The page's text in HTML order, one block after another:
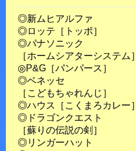
◎新ムヒアルファ
◎ロッテ［トッポ］
◎パナソニック
［ホームシアターシステム］
◎P&G［パンパース］
◎ベネッセ
［こどもちゃれんじ］
◎ハウス［こくまろカレー］
◎ドラゴンクエスト
［蘇りの伝説の剣］
◎リンガーハット